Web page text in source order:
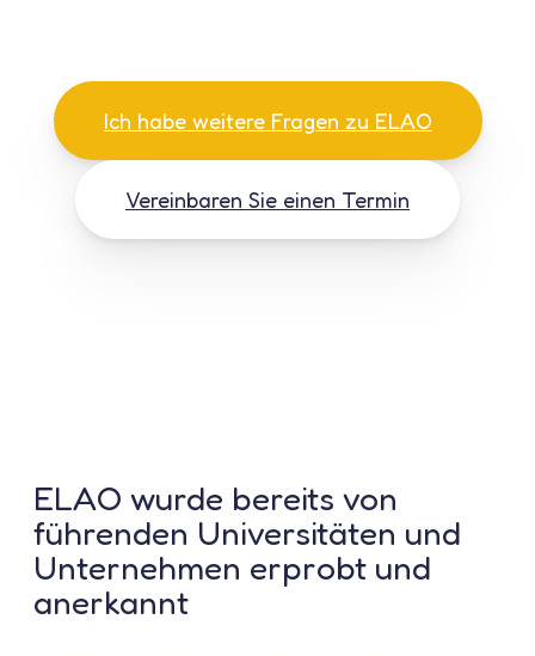
Ich habe weitere Fragen zu ELAO
Vereinbaren Sie einen Termin
ELAO wurde bereits von
führenden Universitäten und
Unternehmen erprobt und
anerkannt